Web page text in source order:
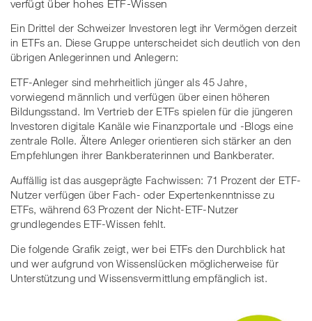
verfügt über hohes ETF-Wissen
Ein Drittel der Schweizer Investoren legt ihr Vermögen derzeit
in ETFs an. Diese Gruppe unterscheidet sich deutlich von den
übrigen Anlegerinnen und Anlegern:
ETF-Anleger sind mehrheitlich jünger als 45 Jahre,
vorwiegend männlich und verfügen über einen höheren
Bildungsstand. Im Vertrieb der ETFs spielen für die jüngeren
Investoren digitale Kanäle wie Finanzportale und -Blogs eine
zentrale Rolle. Ältere Anleger orientieren sich stärker an den
Empfehlungen ihrer Bankberaterinnen und Bankberater.
Auffällig ist das ausgeprägte Fachwissen: 71 Prozent der ETF-
Nutzer verfügen über Fach- oder Expertenkenntnisse zu
ETFs, während 63 Prozent der Nicht-ETF-Nutzer
grundlegendes ETF-Wissen fehlt.
Die folgende Grafik zeigt, wer bei ETFs den Durchblick hat
und wer aufgrund von Wissenslücken möglicherweise für
Unterstützung und Wissensvermittlung empfänglich ist.